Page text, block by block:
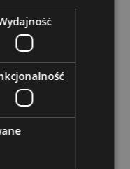
VX130 40-120